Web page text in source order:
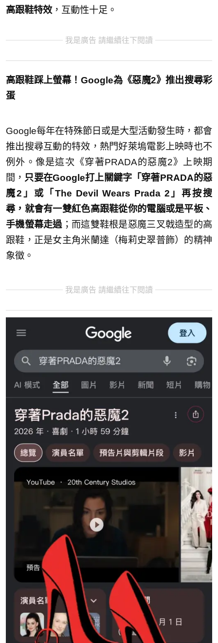
高跟鞋特效，互動性十足。
我是廣告 請繼續往下閱讀
高跟鞋踩上螢幕！Google為《惡魔2》推出搜尋彩
蛋
Google每年在特殊節日或是大型活動發生時，都會
推出搜尋互動的特效，熱門好萊塢電影上映時也不
例外。像是這次《穿著PRADA的惡魔2》上映期
間， 只要在Google打上關鍵字「穿著PRADA的惡
魔2」或「The Devil Wears Prada 2」再按搜
尋，就會有一雙紅色高跟鞋從你的電腦或是平板、
手機螢幕走過 ；而這雙鞋根是惡魔三叉戟造型的高
跟鞋，正是女主角米蘭達（梅莉史翠普飾）的精神
象徵。
我是廣告 請繼續往下閱讀